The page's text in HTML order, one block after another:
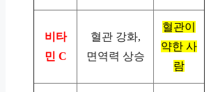
비타
민 C
혈관 강화,
면역력 상승
혈관이
약한 사
람